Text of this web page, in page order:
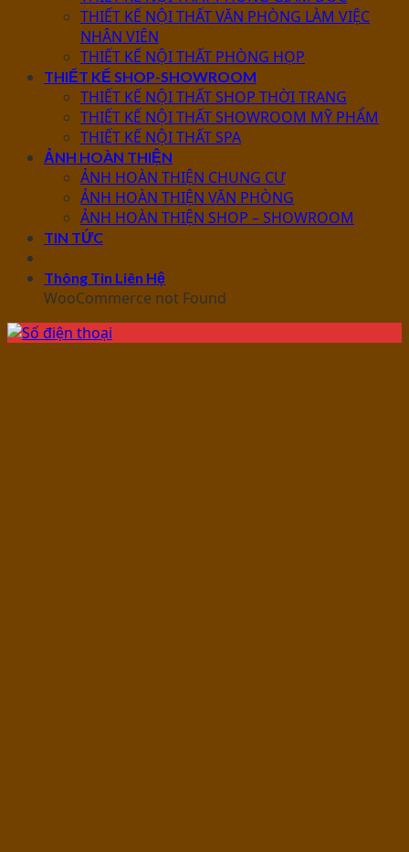
THIẾT KẾ NỘI THẤT VĂN PHÒNG LÀM VIỆC
NHÂN VIÊN
THIẾT KẾ NỘI THẤT PHÒNG HỌP
THIẾT KẾ SHOP-SHOWROOM
THIẾT KẾ NỘI THẤT SHOP THỜI TRANG
THIẾT KẾ NỘI THẤT SHOWROOM MỸ PHẨM
THIẾT KẾ NỘI THẤT SPA
ẢNH HOÀN THIỆN
ẢNH HOÀN THIỆN CHUNG CƯ
ẢNH HOÀN THIỆN VĂN PHÒNG
ẢNH HOÀN THIỆN SHOP – SHOWROOM
TIN TỨC
Thông Tin Liên Hệ
WooCommerce not Found